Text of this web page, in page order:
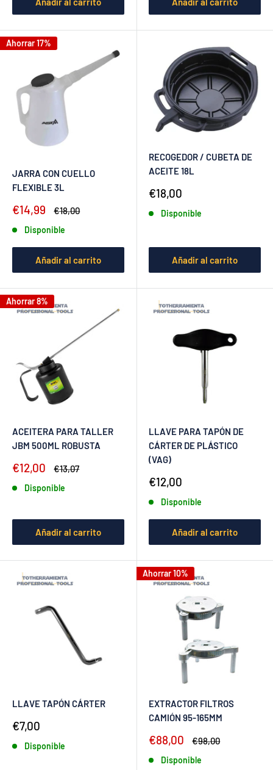
Ahorrar 17%
JARRA CON CUELLO
FLEXIBLE 3L
Precio
venta
€14,99
Precio
€18,00
Disponible
Añadir al carrito
RECOGEDOR / CUBETA DE
ACEITE 18L
Precio
venta
€18,00
Disponible
Añadir al carrito
Ahorrar 8%
ACEITERA PARA TALLER
JBM 500ML ROBUSTA
Precio
venta
€12,00
Precio
€13,07
Disponible
Añadir al carrito
LLAVE PARA TAPÓN DE
CÁRTER DE PLÁSTICO
(VAG)
Precio
venta
€12,00
Disponible
Añadir al carrito
LLAVE TAPÓN CÁRTER
Precio
venta
€7,00
Disponible
Ahorrar 10%
EXTRACTOR FILTROS
CAMIÓN 95-165MM
Precio
venta
€88,00
Precio
€98,00
Disponible